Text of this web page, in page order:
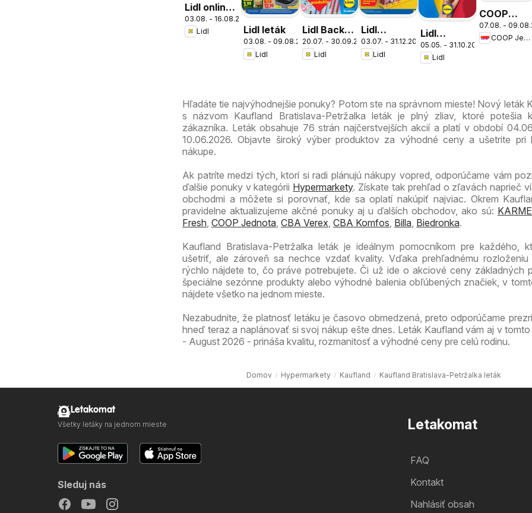
Lidl online
magazín
03.08. - 16.08.2026
Lidl
Lidl leták
03.08. - 09.08.2026
Lidl
Lidl Back
to school
20.07. - 30.09.2026
Lidl
Lidl
dlhodobo
zlacnené
03.07. - 31.12.2026
Lidl
Lidl
zmrzlináreň
05.05. - 31.10.2026
Lidl
COOP
Jednota
cez víkend
07.08. -
COOP Jednota
Hľadáte tie najvýhodnejšie ponuky? Potom ste na správnom mieste! Nový leták
s názvom Kaufland Bratislava-Petržalka leták je plný zliav, ktoré potešia
zákazníka. Leták obsahuje 76 strán najčerstvejších akcií a platí v období
10.06.2026. Objavte široký výber produktov za výhodné ceny a ušetrite pri
nákupe.
Ak patríte medzi tých, ktorí si radi plánujú nákupy vopred, odporúčame vám
ďalšie ponuky v kategórii Hypermarkety. Získate tak prehľad o zľavách naprieč
obchodmi a môžete si porovnať, kde sa oplatí nakúpiť najviac. Okrem
pravidelne aktualizujeme akčné ponuky aj u ďalších obchodov, ako sú:
Fresh COOP Jednota CBA Verex CBA Komfos Billa Biedronka.
Kaufland Bratislava-Petržalka leták je ideálnym pomocníkom pre každého,
ušetriť, ale zároveň sa nechce vzdať kvality. Vďaka prehľadnému rozloženiu
rýchlo nájdete to, čo práve potrebujete. Či už ide o akciové ceny základných
špeciálne sezónne produkty alebo výhodné balenia obľúbených značiek, v
nájdete všetko na jednom mieste.
Nezabudnite, že platnosť letáku je časovo obmedzená, preto odporúčame
hneď teraz a naplánovať si svoj nákup ešte dnes. Leták Kaufland vám aj v tomto
- August 2026 - prináša kvalitu, rozmanitosť a výhodné ceny pre celú rodinu.
Domov Hypermarkety Kaufland Kaufland Bratislava-Petržalka leták
Letakomat
FAQ
Kontakt
Nahlásiť obsah
Letakomat
Všetky letáky na jednom mieste
Sleduj nás